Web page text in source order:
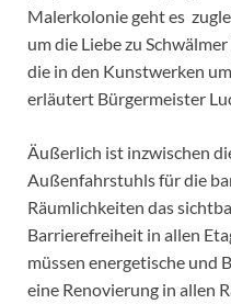
Malerkolonie geht es
um die Liebe zu
die in den Kunstwerken
erläutert Bürgermeister
Äußerlich ist inzwischen
Außenfahrstuhls für die
Räumlichkeiten das
Barrierefreiheit in allen
müssen energetische und
eine Renovierung in allen